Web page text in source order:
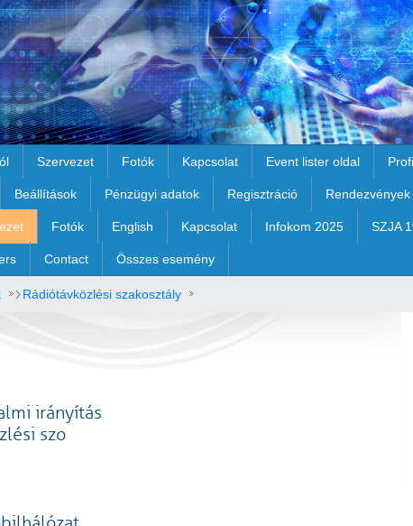
Szervezet Fotók Kapcsolat Event lister oldal
Beállítások Pénzügyi adatok Regisztráció Rendezvények
Fotók English Kapcsolat Infokom 2025 SZJA
Contact Összes esemény
Rádiótávközlési szakosztály
irányítás
szo